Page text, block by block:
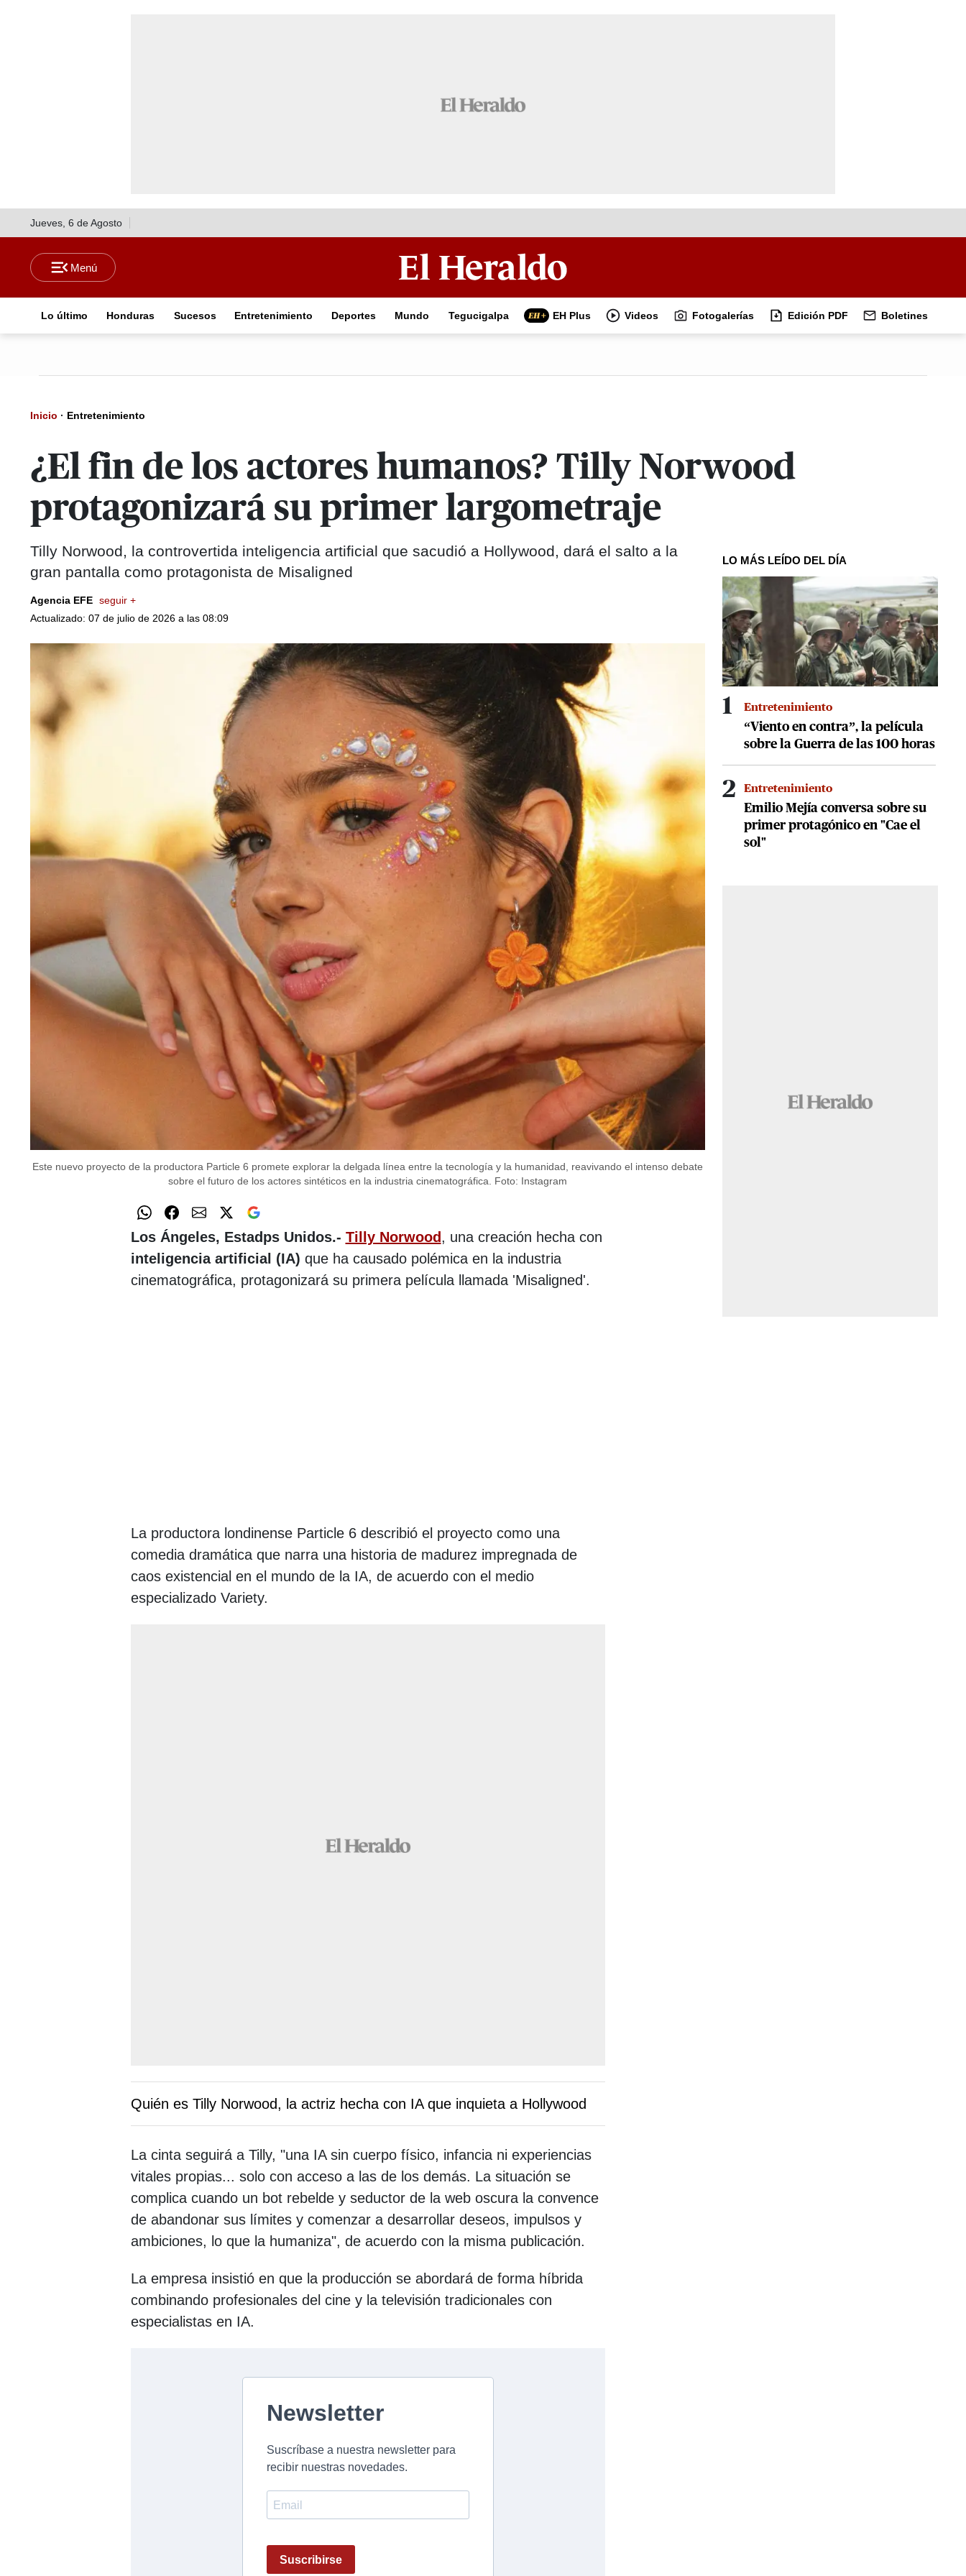
Jueves, 6 de Agosto
Lo último Honduras Sucesos Entretenimiento Deportes Mundo Tegucigalpa EH Plus Videos Fotogalerías Edición PDF Boletines
Inicio · Entretenimiento
¿El fin de los actores humanos? Tilly Norwood
protagonizará su primer largometraje
Tilly Norwood, la controvertida inteligencia artificial que sacudió a Hollywood, dará el salto a la
gran pantalla como protagonista de Misaligned
Agencia EFE seguir +
Actualizado: 07 de julio de 2026 a las 08:09
Este nuevo proyecto de la productora Particle 6 promete explorar la delgada línea entre la tecnología y la humanidad, reavivando el intenso debate
sobre el futuro de los actores sintéticos en la industria cinematográfica.
Foto: Instagram
Los Ángeles, Estadps Unidos.- Tilly Norwood, una creación hecha con
inteligencia artificial (IA) que ha causado polémica en la industria
cinematográfica, protagonizará su primera película llamada 'Misaligned'.
La productora londinense Particle 6 describió el proyecto como una
comedia dramática que narra una historia de madurez impregnada de
caos existencial en el mundo de la IA, de acuerdo con el medio
especializado Variety.
Quién es Tilly Norwood, la actriz hecha con IA que inquieta a Hollywood
La cinta seguirá a Tilly, "una IA sin cuerpo físico, infancia ni experiencias
vitales propias... solo con acceso a las de los demás. La situación se
complica cuando un bot rebelde y seductor de la web oscura la convence
de abandonar sus límites y comenzar a desarrollar deseos, impulsos y
ambiciones, lo que la humaniza", de acuerdo con la misma publicación.
La empresa insistió en que la producción se abordará de forma híbrida
combinando profesionales del cine y la televisión tradicionales con
especialistas en IA.
LO MÁS LEÍDO DEL DÍA
1 Entretenimiento
“Viento en contra”, la película
sobre la Guerra de las 100 horas
2 Entretenimiento
Emilio Mejía conversa sobre su
primer protagónico en "Cae el
sol"